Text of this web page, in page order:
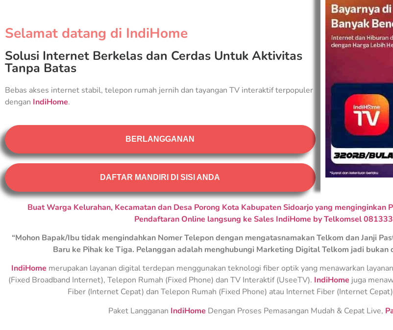
Selamat datang di IndiHome
Solusi Internet Berkelas dan Cerdas Untuk Aktivitas
Tanpa Batas
Bebas akses internet stabil, telepon rumah jernih dan tayangan TV interaktif terpopuler
dengan IndiHome.
BERLANGGANAN
DAFTAR MANDIRI DI SISI ANDA
Buat Warga Kelurahan, Kecamatan dan Desa Porong Kota Kabupaten Sidoarjo yang menginginkan
Pendaftaran Online langsung ke Sales IndiHome by Telkomsel
“Mohon Bapak/Ibu tidak mengindahkan Nomer Telepon dengan mengatasnamakan Telkom dan Janji
Baru ke Pihak ke Tiga. Pelanggan adalah menghubungi Marketing Digital Telkom jadi bukan
IndiHome merupakan layanan digital terdepan menggunakan teknologi fiber optik yang menawarkan
(Fixed Broadband Internet), Telepon Rumah (Fixed Phone) dan TV Interaktif (UseeTV). IndiHome juga
Fiber (Internet Cepat) dan Telepon Rumah (Fixed Phone) atau Internet Fiber (Internet
Paket Langganan IndiHome Dengan Proses Pemasangan Mudah & Cepat Live,